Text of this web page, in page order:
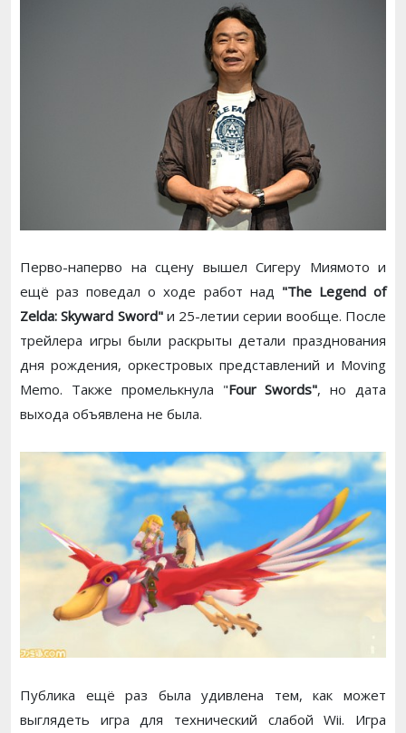
Перво-наперво на сцену вышел Сигеру Миямото и
ещё раз поведал о ходе работ над "The Legend of
Zelda: Skyward Sword"и 25-летии серии вообще. После
трейлера игры были раскрыты детали празднования
дня рождения, оркестровых представлений и Moving
Memo. Также промелькнула "Four Swords", но дата
выхода объявлена не была.
Публика ещё раз была удивлена тем, как может
выглядеть игра для технический слабой Wii. Игра